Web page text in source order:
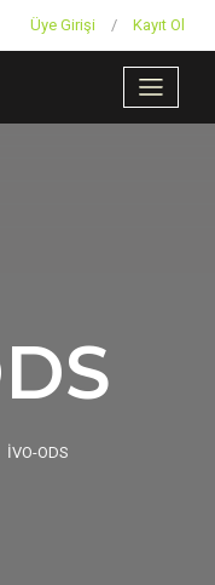
Üye Girişi / Kayıt Ol
İVO-ODS